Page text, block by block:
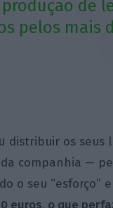
de
pelos mais
distribuir os seus
companhia —
o seu “esforço” e